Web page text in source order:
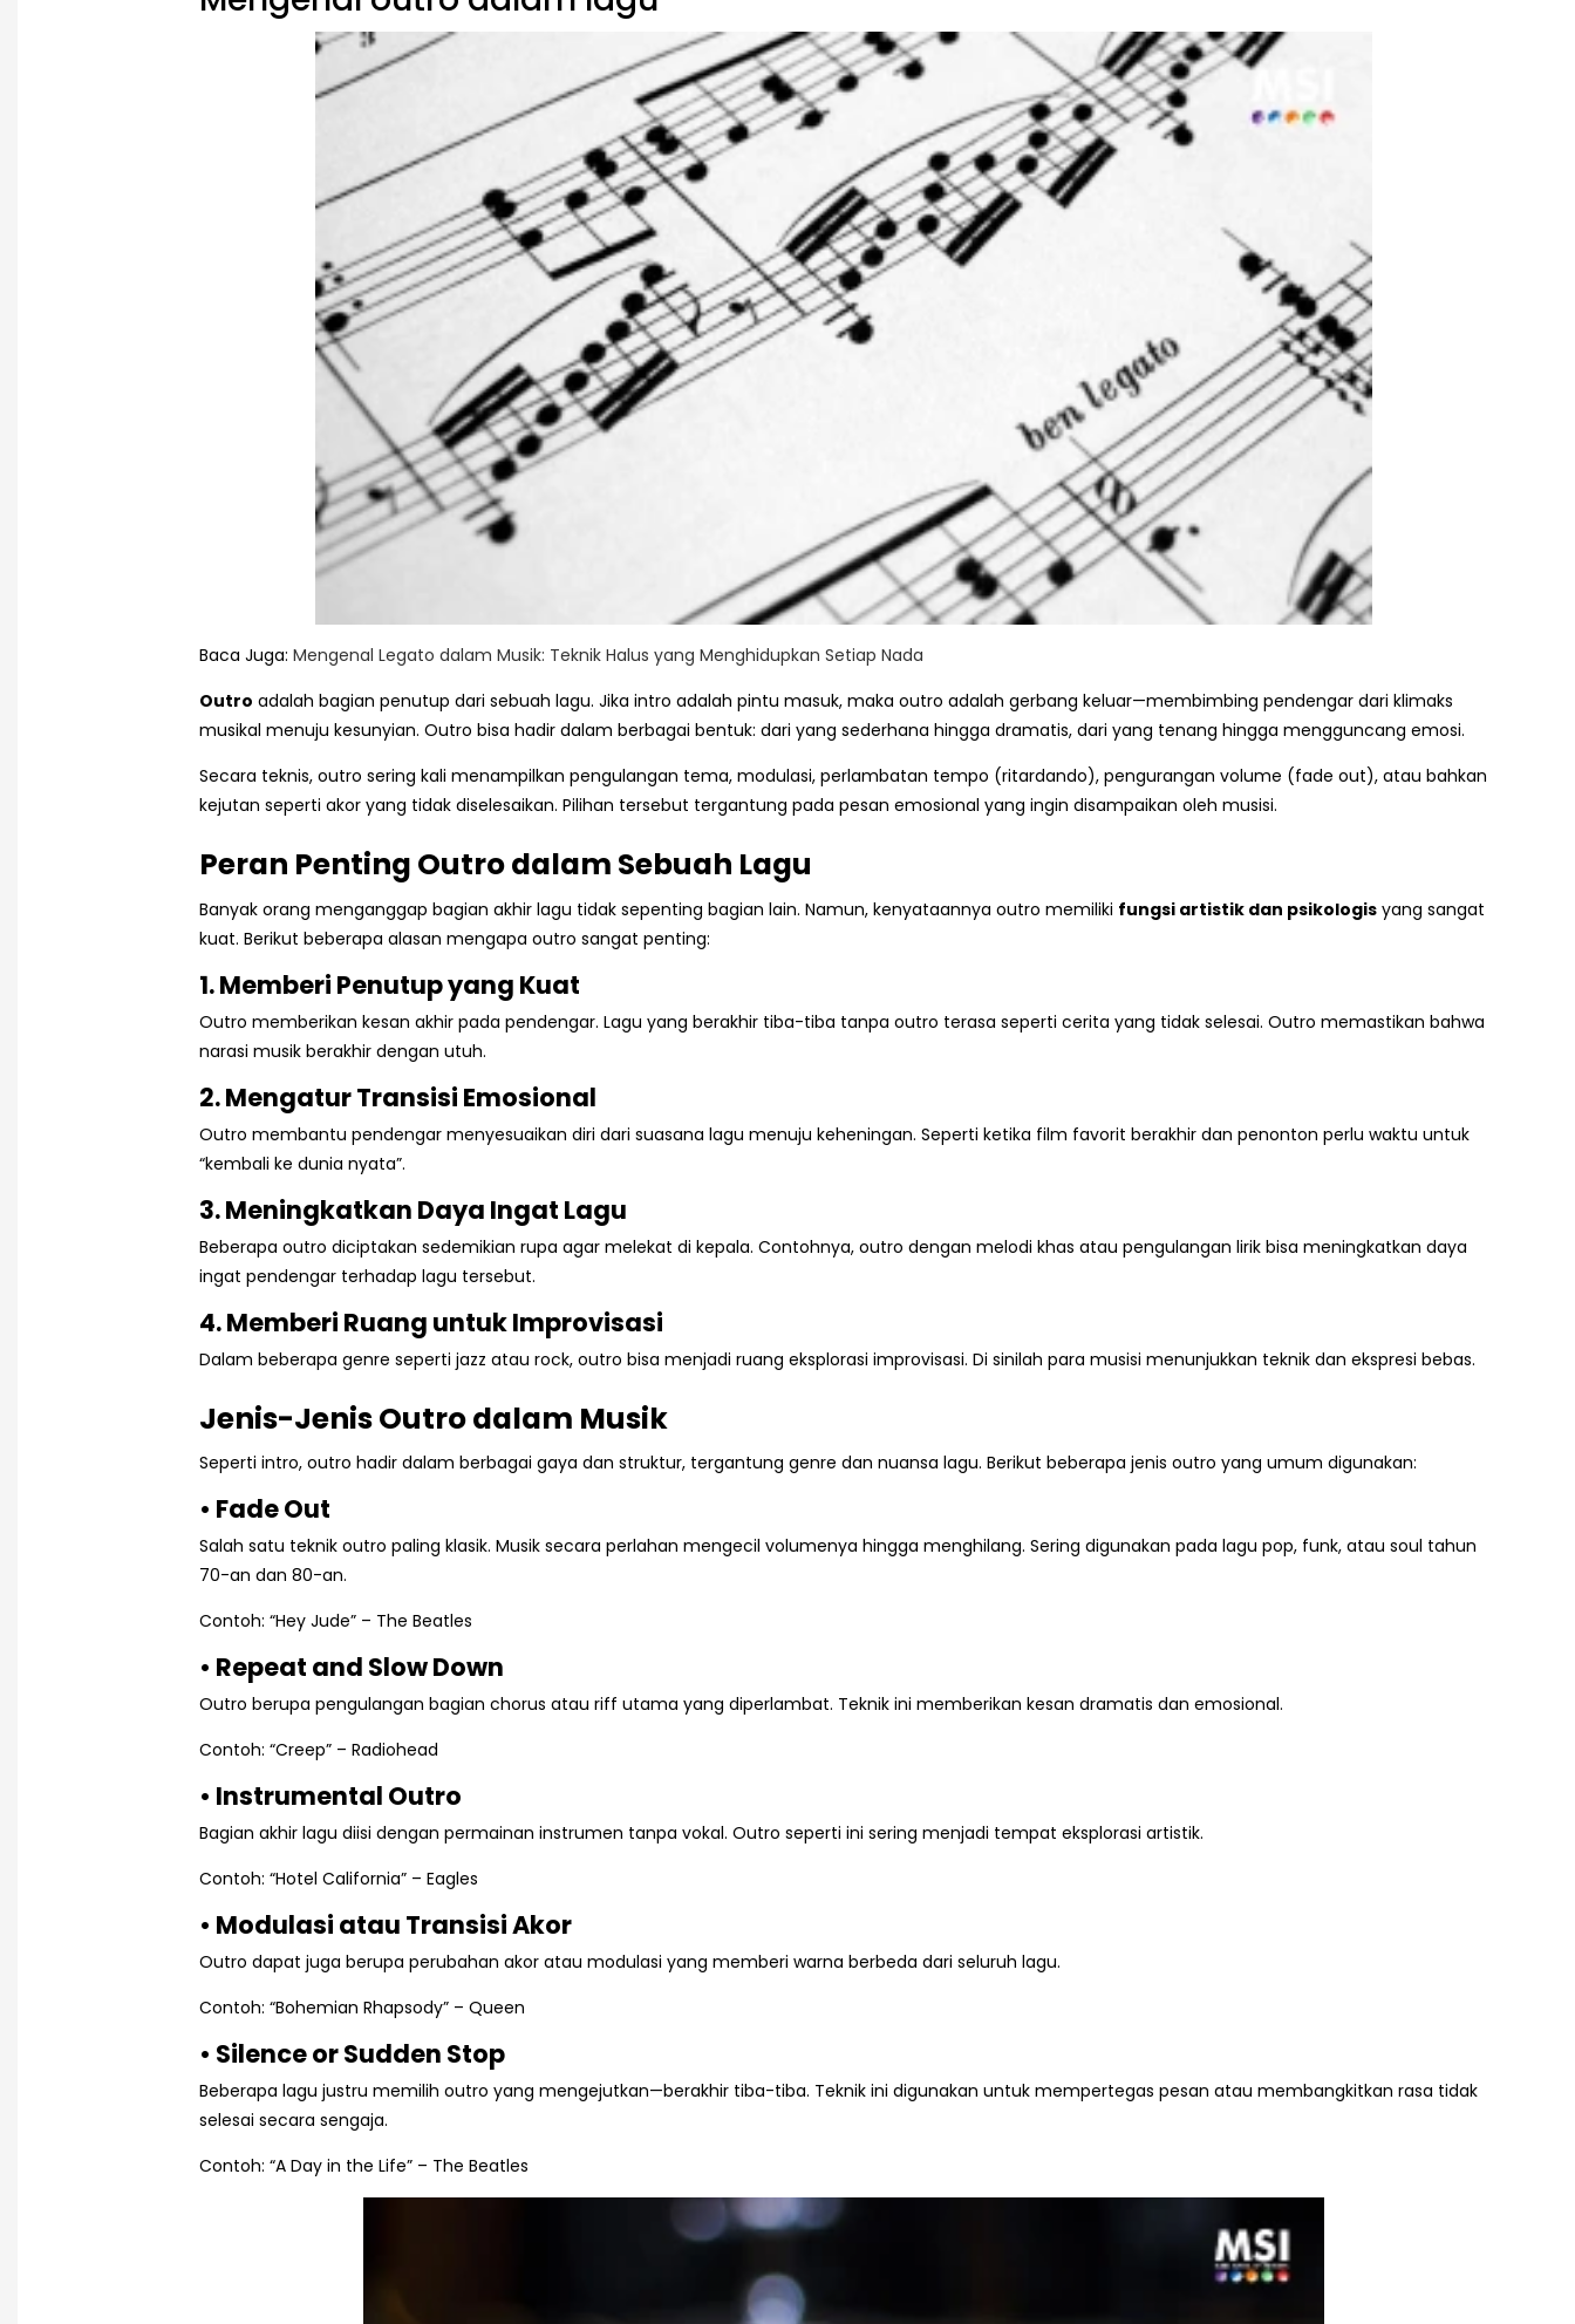
Baca Juga: Mengenal Legato dalam Musik: Teknik Halus yang Menghidupkan Setiap Nada
Outro adalah bagian penutup dari sebuah lagu. Jika intro adalah pintu masuk, maka outro adalah gerbang keluar—membimbing pendengar dari klimaks
musikal menuju kesunyian. Outro bisa hadir dalam berbagai bentuk: dari yang sederhana hingga dramatis, dari yang tenang hingga mengguncang emosi.
Secara teknis, outro sering kali menampilkan pengulangan tema, modulasi, perlambatan tempo (ritardando), pengurangan volume (fade out), atau bahkan
kejutan seperti akor yang tidak diselesaikan. Pilihan tersebut tergantung pada pesan emosional yang ingin disampaikan oleh musisi.
Peran Penting Outro dalam Sebuah Lagu
Banyak orang menganggap bagian akhir lagu tidak sepenting bagian lain. Namun, kenyataannya outro memiliki fungsi artistik dan psikologis yang sangat
kuat. Berikut beberapa alasan mengapa outro sangat penting:
1. Memberi Penutup yang Kuat
Outro memberikan kesan akhir pada pendengar. Lagu yang berakhir tiba-tiba tanpa outro terasa seperti cerita yang tidak selesai. Outro memastikan bahwa
narasi musik berakhir dengan utuh.
2. Mengatur Transisi Emosional
Outro membantu pendengar menyesuaikan diri dari suasana lagu menuju keheningan. Seperti ketika film favorit berakhir dan penonton perlu waktu untuk
“kembali ke dunia nyata”.
3. Meningkatkan Daya Ingat Lagu
Beberapa outro diciptakan sedemikian rupa agar melekat di kepala. Contohnya, outro dengan melodi khas atau pengulangan lirik bisa meningkatkan daya
ingat pendengar terhadap lagu tersebut.
4. Memberi Ruang untuk Improvisasi
Dalam beberapa genre seperti jazz atau rock, outro bisa menjadi ruang eksplorasi improvisasi. Di sinilah para musisi menunjukkan teknik dan ekspresi bebas.
Jenis-Jenis Outro dalam Musik
Seperti intro, outro hadir dalam berbagai gaya dan struktur, tergantung genre dan nuansa lagu. Berikut beberapa jenis outro yang umum digunakan:
• Fade Out
Salah satu teknik outro paling klasik. Musik secara perlahan mengecil volumenya hingga menghilang. Sering digunakan pada lagu pop, funk, atau soul tahun
70-an dan 80-an.
Contoh: “Hey Jude” – The Beatles
• Repeat and Slow Down
Outro berupa pengulangan bagian chorus atau riff utama yang diperlambat. Teknik ini memberikan kesan dramatis dan emosional.
Contoh: “Creep” – Radiohead
• Instrumental Outro
Bagian akhir lagu diisi dengan permainan instrumen tanpa vokal. Outro seperti ini sering menjadi tempat eksplorasi artistik.
Contoh: “Hotel California” – Eagles
• Modulasi atau Transisi Akor
Outro dapat juga berupa perubahan akor atau modulasi yang memberi warna berbeda dari seluruh lagu.
Contoh: “Bohemian Rhapsody” – Queen
• Silence or Sudden Stop
Beberapa lagu justru memilih outro yang mengejutkan—berakhir tiba-tiba. Teknik ini digunakan untuk mempertegas pesan atau membangkitkan rasa tidak
selesai secara sengaja.
Contoh: “A Day in the Life” – The Beatles